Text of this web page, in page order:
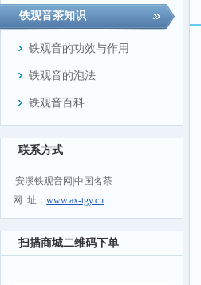
铁观音茶知识
铁观音的功效与作用
铁观音的泡法
铁观音百科
联系方式
安溪铁观音网|中国名茶
网 址： www.ax-tgy.cn
扫描商城二维码下单